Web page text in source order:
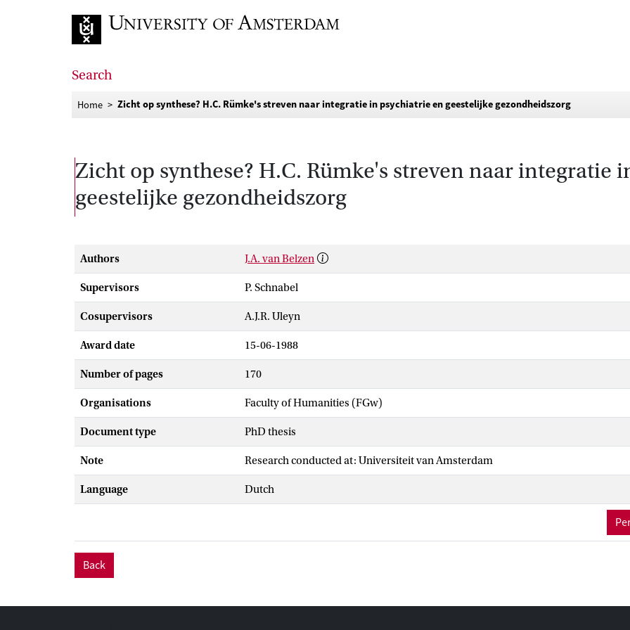
Search
Home Zicht op synthese? H.C. Rümke's streven naar integratie in psychiatrie en geestelijke gezondheidszorg
Zicht op synthese? H.C. Rümke's streven naar integratie
geestelijke gezondheidszorg
Authors J.A. van Belzen
Supervisors P. Schnabel
Cosupervisors A.J.R. Uleyn
Award date 15-06-1988
Number of pages 170
Organisations Faculty of Humanities (FGw)
Document type PhD thesis
Note Research conducted at: Universiteit van Amsterdam
Language Dutch
Back